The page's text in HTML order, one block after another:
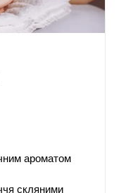
ароматом
скляними